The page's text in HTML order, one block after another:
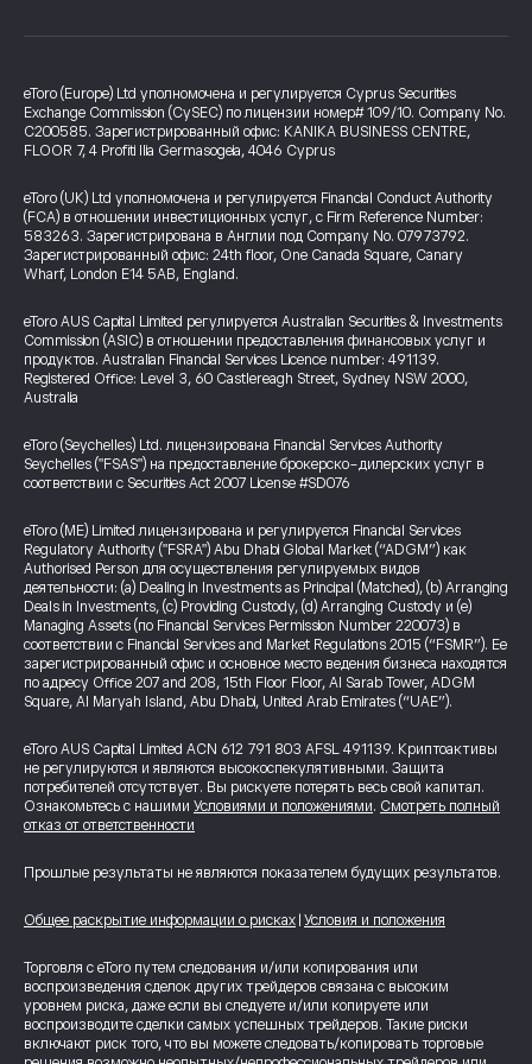
eToro (Europe) Ltd уполномочена и регулируется Cyprus Securities
Exchange Commission (CySEC) по лицензии номер# 109/10. Company No.
C200585. Зарегистрированный офис: KANIKA BUSINESS CENTRE,
FLOOR 7, 4 Profiti Ilia Germasogeia, 4046 Cyprus
eToro (UK) Ltd уполномочена и регулируется Financial Conduct Authority
(FCA) в отношении инвестиционных услуг, с Firm Reference Number:
583263. Зарегистрирована в Англии под Company No. 07973792.
Зарегистрированный офис: 24th floor, One Canada Square, Canary
Wharf, London E14 5AB, England.
eToro AUS Capital Limited регулируется Australian Securities & Investments
Commission (ASIC) в отношении предоставления финансовых услуг и
продуктов. Australian Financial Services Licence number: 491139.
Registered Office: Level 3, 60 Castlereagh Street, Sydney NSW 2000,
Australia
eToro (Seychelles) Ltd. лицензирована Financial Services Authority
Seychelles ("FSAS") на предоставление брокерско-дилерских услуг в
соответствии с Securities Act 2007 License #SD076
eToro (ME) Limited лицензирована и регулируется Financial Services
Regulatory Authority ("FSRA") Abu Dhabi Global Market (“ADGM”) как
Authorised Person для осуществления регулируемых видов
деятельности: (a) Dealing in Investments as Principal (Matched), (b) Arranging
Deals in Investments, (c) Providing Custody, (d) Arranging Custody и (e)
Managing Assets (по Financial Services Permission Number 220073) в
соответствии с Financial Services and Market Regulations 2015 (“FSMR”). Ее
зарегистрированный офис и основное место ведения бизнеса находятся
по адресу Office 207 and 208, 15th Floor Floor, Al Sarab Tower, ADGM
Square, Al Maryah Island, Abu Dhabi, United Arab Emirates (“UAE”).
eToro AUS Capital Limited ACN 612 791 803 AFSL 491139. Криптоактивы
не регулируются и являются высокоспекулятивными. Защита
потребителей отсутствует. Вы рискуете потерять весь свой капитал.
Ознакомьтесь с нашими Условиями и положениями. Смотреть полный
отказ от ответственности
Прошлые результаты не являются показателем будущих результатов.
Общее раскрытие информации о рисках Условия и положения
Торговля с eToro путем следования и/или копирования или
воспроизведения сделок других трейдеров связана с высоким
уровнем риска, даже если вы следуете и/или копируете или
воспроизводите сделки самых успешных трейдеров. Такие риски
включают риск того, что вы можете следовать/копировать торговые